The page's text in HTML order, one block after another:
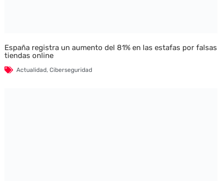
España registra un aumento del 81% en las estafas por falsas
tiendas online
Actualidad, Ciberseguridad